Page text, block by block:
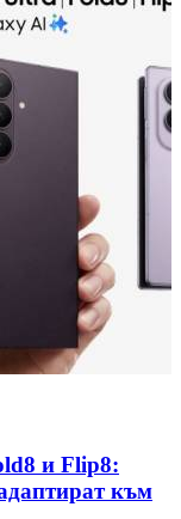
и Flip8:
към